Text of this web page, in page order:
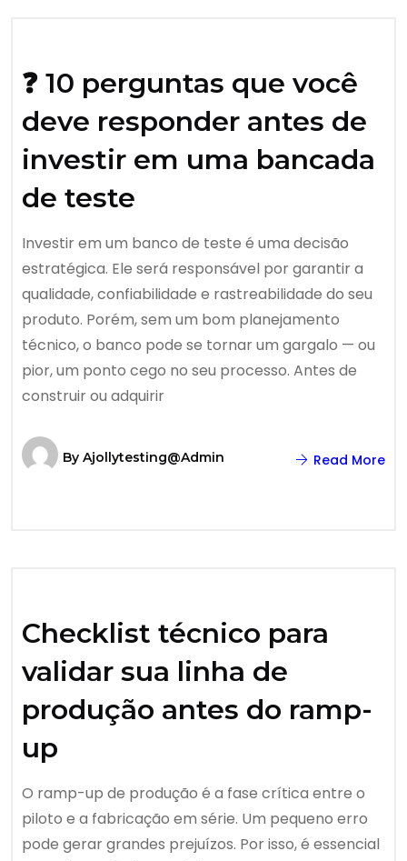
❓ 10 perguntas que você
deve responder antes de
investir em uma bancada
de teste
Investir em um banco de teste é uma decisão
estratégica. Ele será responsável por garantir a
qualidade, confiabilidade e rastreabilidade do seu
produto. Porém, sem um bom planejamento
técnico, o banco pode se tornar um gargalo — ou
pior, um ponto cego no seu processo. Antes de
construir ou adquirir
By Ajollytesting@admin Read More
Checklist técnico para
validar sua linha de
produção antes do ramp-
up
O ramp-up de produção é a fase crítica entre o
piloto e a fabricação em série. Um pequeno erro
pode gerar grandes prejuízos. Por isso, é essencial